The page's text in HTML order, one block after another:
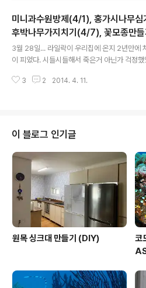
데... ^^;;;; 그 옆의 밭에는 부추와 적깻잎을 심
땐 한줄로 심은거 같은데, 줄 띄울때 기둥이 삐뚫
런거라 살포시 우겨봄;; ㅋㅋㅋㅋㅋ) 매년, 잎
려 깻잎을 먹었는데, 올해는 색다른걸 먹어보고
깻잎 모종을 사온거고, 부추는 계속 씨를 뿌려서
는데 이상하게 잘 안 자라던거라, 이번엔 모종으
미니과수원방제(4/1), 홍가시나무
후박나무가지치기(4/7), 꽃모종만
등
3월 28일... 라일락이 우리집에 온지 2년만에
이 피었다. 시들시들해서 죽은거 아닌가 걱정했
는 이번에도 맛을 못 볼 듯 하지만, 브로콜리는
하게 피었다~ 아래는 어제(4/10)의 모습, 앵두
렸다. 복숭아들도 꽃은 많이 피었는데, 열매는
^;;; 백도 이건 천도~ 4월 1일... 난산리귤밭용
와 약을 만들면서 배운 내용대로, 한라봉과 청
몬나무에 친환경 비료와 약을 만들어서 골고루
3 2 2014. 4. 11.
이 블로그 인기글
원목 싱크대 만들기 (DIY)
코
R